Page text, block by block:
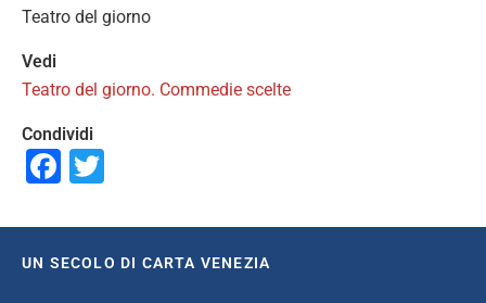
Teatro del giorno
Vedi
Teatro del giorno. Commedie scelte
Condividi
Facebook
UN SECOLO DI CARTA VENEZIA